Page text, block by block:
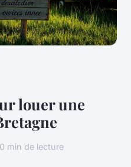
louer une
min de lecture